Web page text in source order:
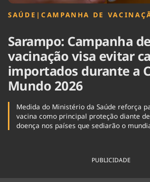
SAÚDE | CAMPANHA DE
Sarampo: Campanha de
vacinação visa evitar
importados durante a
Mundo 2026
Medida do Ministério da Saúde reforça
vacina como principal proteção diante
doença nos países que sediarão o
PUBLICIDADE